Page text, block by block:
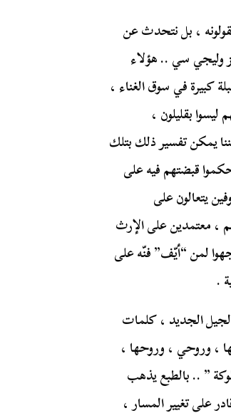
، بل نتحدث عن
وليجي سي .. هؤلاء
كبيرة في سوق الغناء ،
بقليلون ،
يمكن تفسير ذلك بتلك
قبضتهم فيه على
يتعالون على
، معتمدين على الإرث
لمن “أيّف” فنّه على
.
الجديد ، كلمات
، وروحي ، وروحها ،
” .. بالطبع يذهب
على تغيير المسار ،